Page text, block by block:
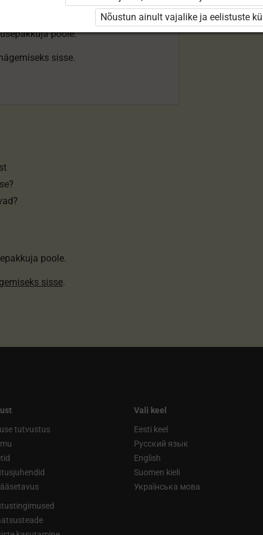
poole.
sisse.
poole.
sisse.
tutvustus
Vali keel
Eesti keel
Русский язык
English
Suomen kieli
Українська мова
Nõustun ainult vajalike ja eelistuste